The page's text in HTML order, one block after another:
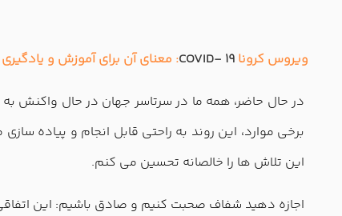
ویروس کرونا COVID- 19: معنای آن برای آموزش و
در حال حاضر، همه ما در سرتاسر جهان در حال واکنش به
برخی موارد، این روند به راحتی قابل انجام و پیاده
این تلاش ها را خالصانه تحسین می کنم.
اجازه دهید شفاف صحبت کنیم و صادق باشیم: این